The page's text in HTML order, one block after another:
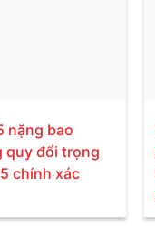
nặng bao
quy đổi trọng
chính xác